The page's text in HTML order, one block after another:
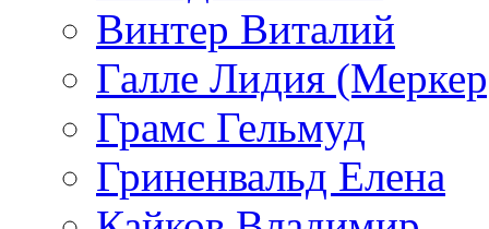
Винтер Виталий
Галле Лидия
Грамс Гельмуд
Гриненвальд Елена